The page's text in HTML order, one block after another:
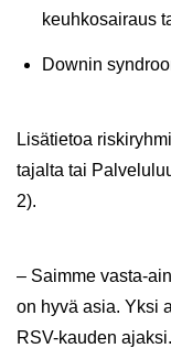
keuh­ko­sai­raus
Downin
Li­sä­tie­toa
ta­jal­ta tai
2).
– Saim­me vasta-​
on hyvä asia. Yksi
RSV-​kauden